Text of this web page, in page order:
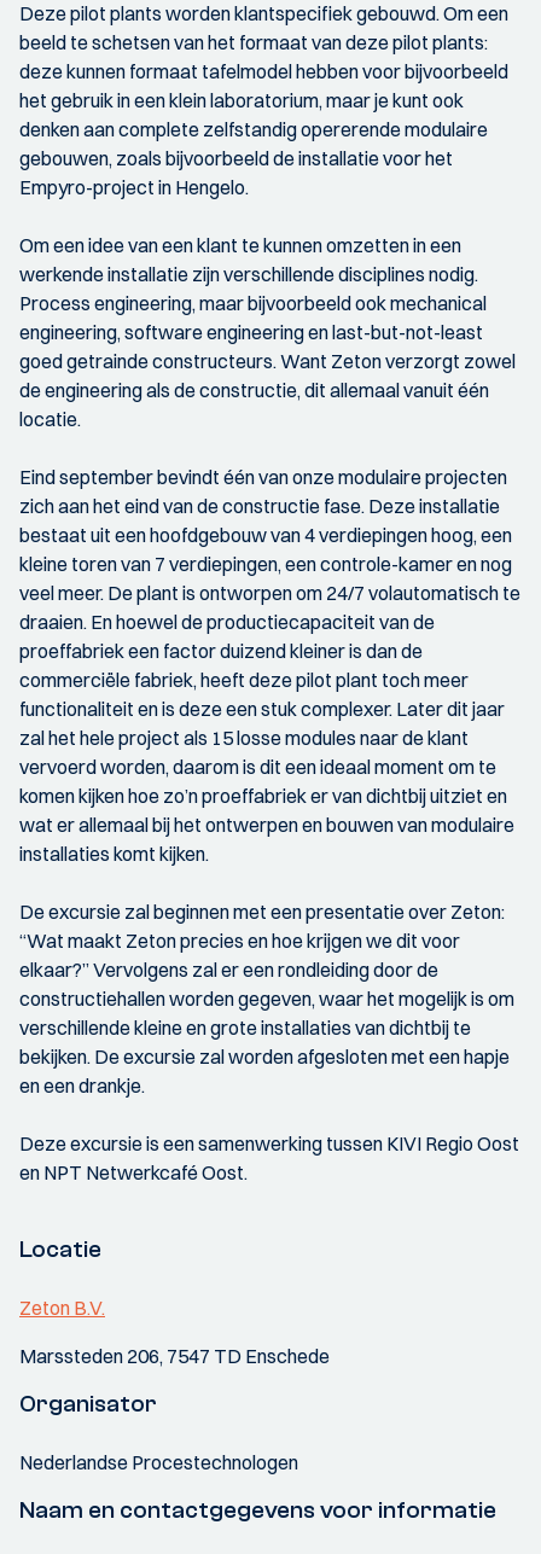
Deze pilot plants worden klantspecifiek gebouwd. Om een
beeld te schetsen van het formaat van deze pilot plants:
deze kunnen formaat tafelmodel hebben voor bijvoorbeeld
het gebruik in een klein laboratorium, maar je kunt ook
denken aan complete zelfstandig opererende modulaire
gebouwen, zoals bijvoorbeeld de installatie voor het
Empyro-project in Hengelo.
Om een idee van een klant te kunnen omzetten in een
werkende installatie zijn verschillende disciplines nodig.
Process engineering, maar bijvoorbeeld ook mechanical
engineering, software engineering en last-but-not-least
goed getrainde constructeurs. Want Zeton verzorgt zowel
de engineering als de constructie, dit allemaal vanuit één
locatie.
Eind september bevindt één van onze modulaire projecten
zich aan het eind van de constructie fase. Deze installatie
bestaat uit een hoofdgebouw van 4 verdiepingen hoog, een
kleine toren van 7 verdiepingen, een controle-kamer en nog
veel meer. De plant is ontworpen om 24/7 volautomatisch te
draaien. En hoewel de productiecapaciteit van de
proeffabriek een factor duizend kleiner is dan de
commerciële fabriek, heeft deze pilot plant toch meer
functionaliteit en is deze een stuk complexer. Later dit jaar
zal het hele project als 15 losse modules naar de klant
vervoerd worden, daarom is dit een ideaal moment om te
komen kijken hoe zo’n proeffabriek er van dichtbij uitziet en
wat er allemaal bij het ontwerpen en bouwen van modulaire
installaties komt kijken.
De excursie zal beginnen met een presentatie over Zeton:
“Wat maakt Zeton precies en hoe krijgen we dit voor
elkaar?” Vervolgens zal er een rondleiding door de
constructiehallen worden gegeven, waar het mogelijk is om
verschillende kleine en grote installaties van dichtbij te
bekijken. De excursie zal worden afgesloten met een hapje
en een drankje.
Deze excursie is een samenwerking tussen KIVI Regio Oost
en NPT Netwerkcafé Oost.
Locatie
Zeton B.V.
Marssteden 206, 7547 TD Enschede
Organisator
Nederlandse Procestechnologen
Naam en contactgegevens voor informatie